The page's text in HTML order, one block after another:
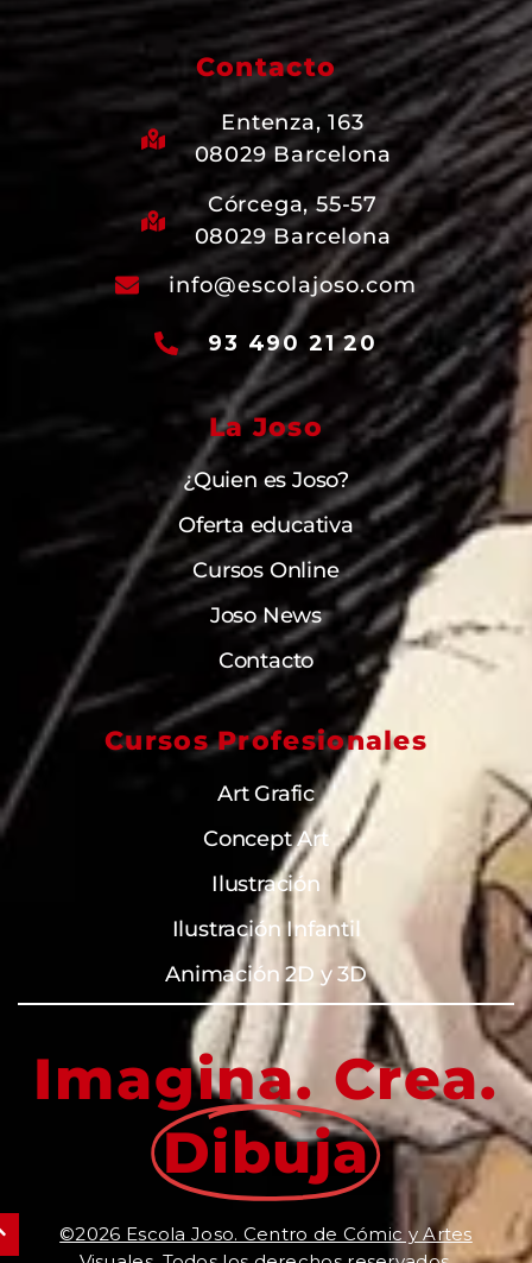
Contacto
Entenza, 163
08029 Barcelona
Córcega, 55-57
08029 Barcelona
info@escolajoso.com
93 490 21 20
La Joso
¿Quien es Joso?
Oferta educativa
Cursos Online
Joso News
Contacto
Cursos Profesionales
Art Grafic
Concept Art
Ilustración
Ilustración Infantil
Animación 2D y 3D
Imagina. Crea.
Dibuja
©2026 Escola Joso. Centro de Cómic y Artes